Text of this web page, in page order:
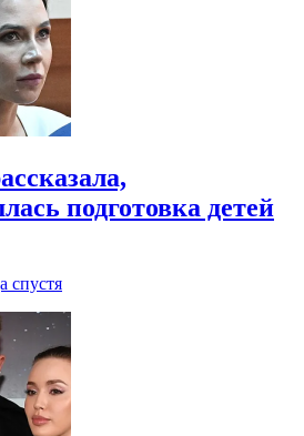
подготовка детей
спустя